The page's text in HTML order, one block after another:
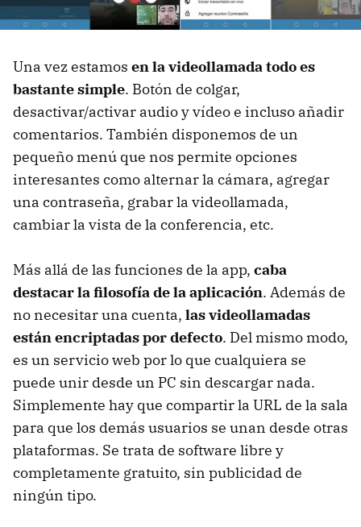
Una vez estamos en la videollamada todo es
bastante simple. Botón de colgar,
desactivar/activar audio y vídeo e incluso añadir
comentarios. También disponemos de un
pequeño menú que nos permite opciones
interesantes como alternar la cámara, agregar
una contraseña, grabar la videollamada,
cambiar la vista de la conferencia, etc.
Más allá de las funciones de la app, caba
destacar la filosofía de la aplicación. Además de
no necesitar una cuenta, las videollamadas
están encriptadas por defecto. Del mismo modo,
es un servicio web por lo que cualquiera se
puede unir desde un PC sin descargar nada.
Simplemente hay que compartir la URL de la sala
para que los demás usuarios se unan desde otras
plataformas. Se trata de software libre y
completamente gratuito, sin publicidad de
ningún tipo.